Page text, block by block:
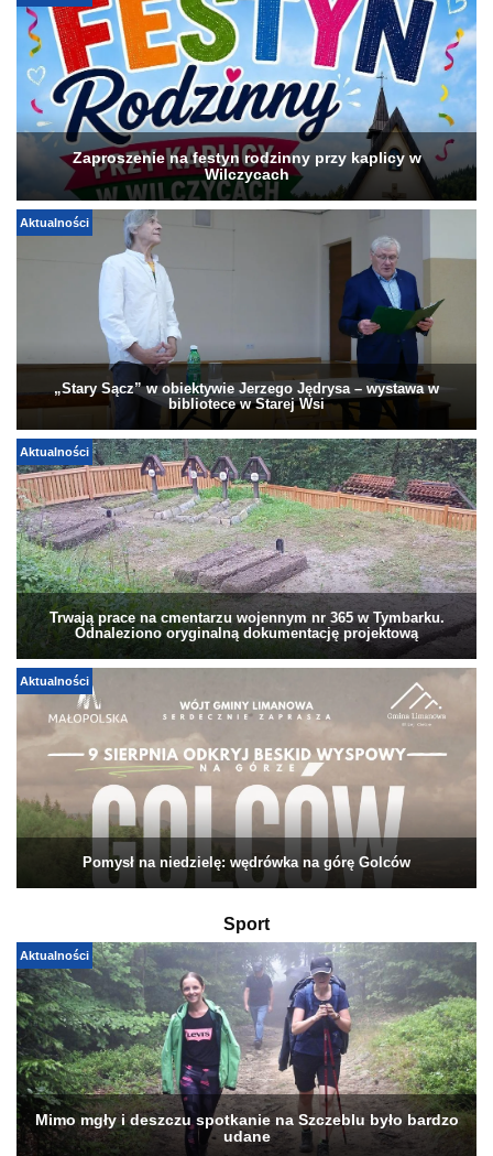
Zaproszenie na festyn rodzinny przy kaplicy w
Wilczycach
Aktualności
„Stary Sącz” w obiektywie Jerzego Jędrysa – wystawa w
bibliotece w Starej Wsi
Aktualności
Trwają prace na cmentarzu wojennym nr 365 w Tymbarku.
Odnaleziono oryginalną dokumentację projektową
Aktualności
Pomysł na niedzielę: wędrówka na górę Golców
Sport
Aktualności
Mimo mgły i deszczu spotkanie na Szczeblu było bardzo
udane